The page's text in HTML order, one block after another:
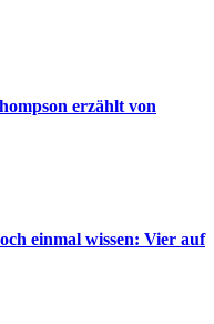
erzählt von
einmal wissen: Vier auf